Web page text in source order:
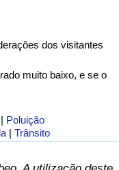
dos visitantes
muito baixo, e se o
| Poluição
|Trânsito